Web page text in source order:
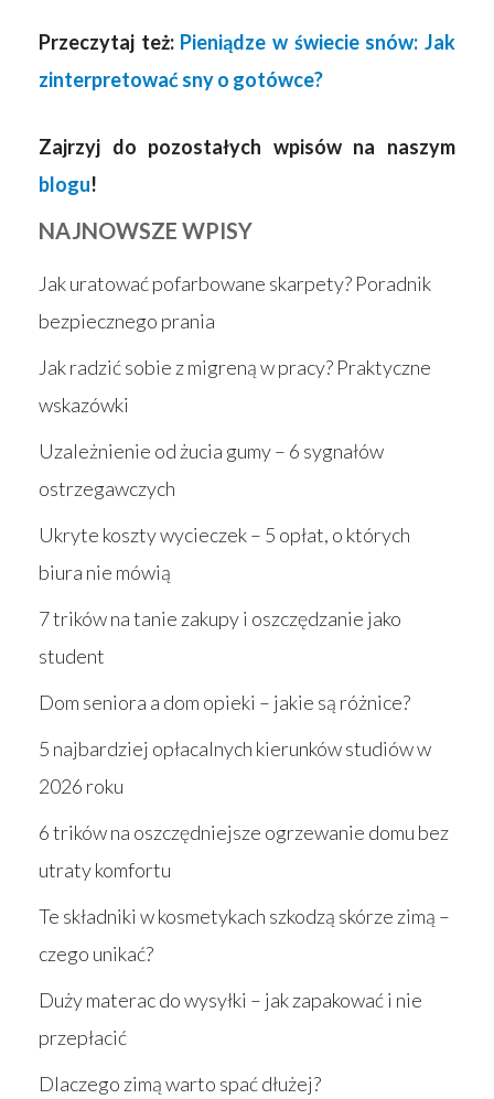
Przeczytaj też: Pieniądze w świecie snów: Jak
zinterpretować sny o gotówce?
Zajrzyj do pozostałych wpisów na naszym
blogu!
NAJNOWSZE WPISY
Jak uratować pofarbowane skarpety? Poradnik
bezpiecznego prania
Jak radzić sobie z migreną w pracy? Praktyczne
wskazówki
Uzależnienie od żucia gumy – 6 sygnałów
ostrzegawczych
Ukryte koszty wycieczek – 5 opłat, o których
biura nie mówią
7 trików na tanie zakupy i oszczędzanie jako
student
Dom seniora a dom opieki – jakie są różnice?
5 najbardziej opłacalnych kierunków studiów w
2026 roku
6 trików na oszczędniejsze ogrzewanie domu bez
utraty komfortu
Te składniki w kosmetykach szkodzą skórze zimą –
czego unikać?
Duży materac do wysyłki – jak zapakować i nie
przepłacić
Dlaczego zimą warto spać dłużej?